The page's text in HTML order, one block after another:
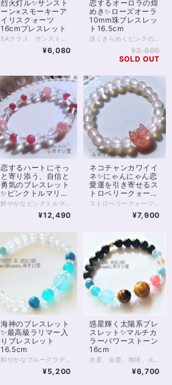
烈火灯ル✨サンスト
ーン×スモーキーア
イリスクォーツ
16cmブレスレット
¥6,080
恋するオーロラの煌
めき✨ローズオーラ
10mm珠ブレスレッ
ト16.5cm
¥2,800
SOLD OUT
恋するハートにそっ
と寄り添う、自信と
勇気のブレスレット
✨ピンクトルマリン
16.5cm
¥12,490
ネコチャンカワイイ
ネ✨にゃんにゃん恋
愛運を引き寄せるス
トロベリークォーツ
ブレスレット16cm
¥7,900
海神のブレスレット
✨最高級ラリマー入
りブレスレット
16.5cm
¥5,200
惑星輝く太陽系ブレ
スレット✨マルチカ
ラーパワーストーン
16cm
¥6,700